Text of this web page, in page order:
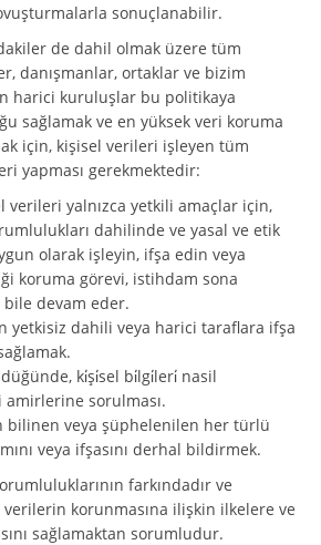
sonuçlanabilir.
de dahil olmak üzere tüm
danışmanlar, ortaklar ve bizim
harici kuruluşlar bu politikaya
sağlamak ve en yüksek veri koruma
için, kişisel verileri işleyen tüm
yapması gerekmektedir:
verileri yalnızca yetkili amaçlar için,
dahilinde ve yasal ve etik
olarak işleyin, ifşa edin veya
koruma görevi, istihdam sona
devam eder.
yetkisiz dahili veya harici taraflara ifşa
ki̇şi̇sel bi̇lgi̇leri̇ nasil
sorulması.
bilinen veya şüphelenilen her türlü
veya ifşasını derhal bildirmek.
farkındadır ve
korunmasına ilişkin ilkelere ve
sağlamaktan sorumludur.